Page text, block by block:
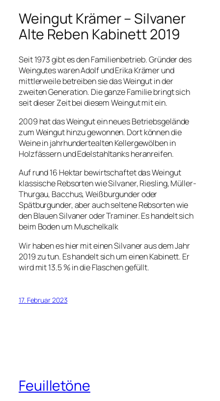
Weingut Krämer – Silvaner
Alte Reben Kabinett 2019
Seit 1973 gibt es den Familienbetrieb. Gründer des
Weingutes waren Adolf und Erika Krämer und
mittlerweile betreiben sie das Weingut in der
zweiten Generation. Die ganze Familie bringt sich
seit dieser Zeit bei diesem Weingut mit ein.
2009 hat das Weingut ein neues Betriebsgelände
zum Weingut hinzu gewonnen. Dort können die
Weine in jahrhundertealten Kellergewölben in
Holzfässern und Edelstahltanks heranreifen.
Auf rund 16 Hektar bewirtschaftet das Weingut
klassische Rebsorten wie Silvaner, Riesling, Müller-
Thurgau, Bacchus, Weißburgunder oder
Spätburgunder, aber auch seltene Rebsorten wie
den Blauen Silvaner oder Traminer. Es handelt sich
beim Boden um Muschelkalk
Wir haben es hier mit einen Silvaner aus dem Jahr
2019 zu tun. Es handelt sich um einen Kabinett. Er
wird mit 13.5 % in die Flaschen gefüllt.
17. Februar 2023
Feuilletöne